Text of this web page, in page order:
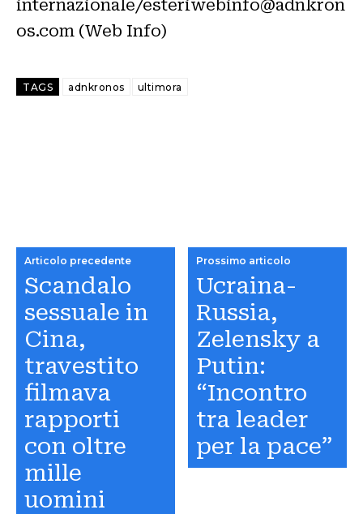
internazionale/esteriwebinfo@adnkron
os.com (Web Info)
TAGS adnkronos ultimora
Articolo precedente
Scandalo
sessuale in
Cina,
travestito
filmava
rapporti
con oltre
mille
uomini
Prossimo articolo
Ucraina-
Russia,
Zelensky a
Putin:
“Incontro
tra leader
per la pace”